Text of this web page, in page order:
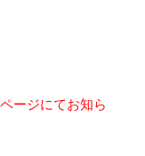
ージにてお知ら